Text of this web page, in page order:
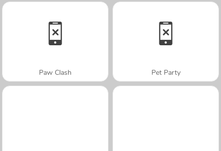
Paw Clash Pet Party